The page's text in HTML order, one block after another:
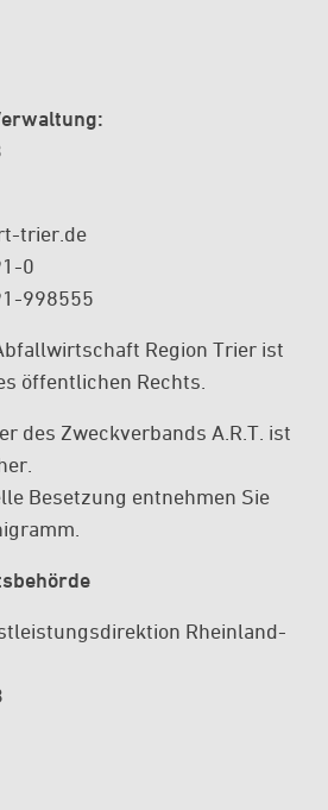
trier.de
0
998555
Region Trier ist
öffentlichen Rechts.
des Zweckverbands A.R.T. ist
Besetzung entnehmen Sie
Rheinland-